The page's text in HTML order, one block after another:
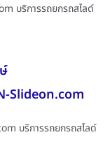
บริการรถยกรถสไลด์
Slideon.com
บริการรถยกรถสไลด์